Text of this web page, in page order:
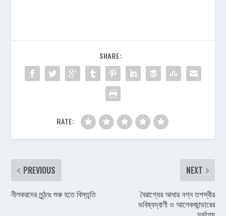
SHARE:
RATE:
PREVIOUS
নীলকরদের লুন্ঠনঃ শুরু হতে বিস্তৃতি
NEXT
বৈরাগ্যের আধার নগ্ন তপস্বীর
ভবিষ্যদ্বাণী ও আলেকজান্ডারের